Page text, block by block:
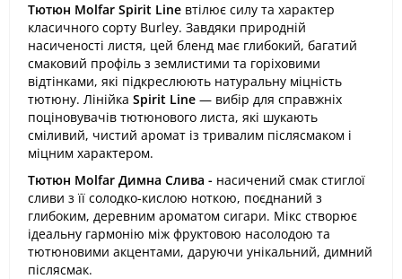
Тютюн Molfar Spirit Line втілює силу та характер
класичного сорту Burley. Завдяки природній
насиченості листя, цей бленд має глибокий, багатий
смаковий профіль з землистими та горіховими
відтінками, які підкреслюють натуральну міцність
тютюну. Лінійка Spirit Line — вибір для справжніх
поціновувачів тютюнового листа, які шукають
сміливий, чистий аромат із тривалим післясмаком і
міцним характером.
Тютюн Molfar Димна Слива - насичений смак стиглої
сливи з її солодко-кислою ноткою, поєднаний з
глибоким, деревним ароматом сигари. Мікс створює
ідеальну гармонію між фруктовою насолодою та
тютюновими акцентами, даруючи унікальний, димний
післясмак.